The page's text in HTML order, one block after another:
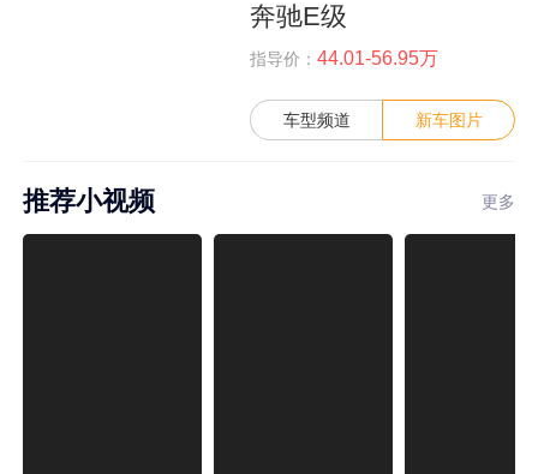
奔驰E级
指导价： 44.01-56.95万
车型频道 新车图片
推荐小视频 更多